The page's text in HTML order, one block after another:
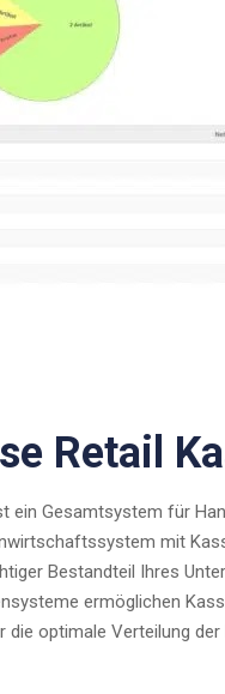
Retail
Gesamtsystem für
mit
Bestandteil Ihres
ermöglichen
optimale Verteilung